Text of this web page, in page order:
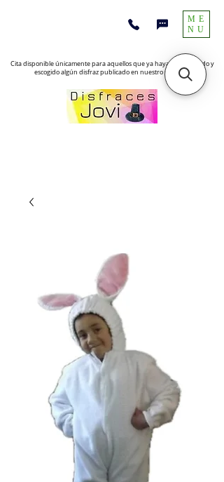
Cita disponible únicamente para aquellos que ya hayan encontrado y
escogido algún disfraz publicado en nuestro sitio web
ME
NU